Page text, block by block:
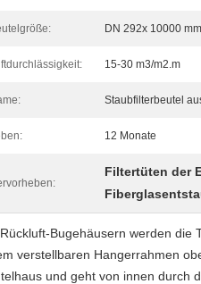
DN 292x 10000 mm
15-30 m3/m2.m
Staubfilterbeutel
12 Monate
Filtertüten der
Bugehäusern werden die
verstellbaren Hangerrahmen
und geht von innen durch